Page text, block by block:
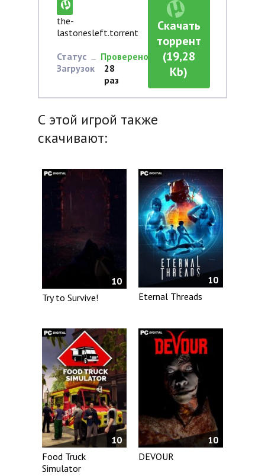
the-
lastonesleft.torrent
Статус
Проверено
Загрузок
28
раз
Скачать
торрент
(19,28
Kb)
С этой игрой также
скачивают:
10
Try to Survive!
10
Eternal Threads
10
Food Truck
Simulator
10
DEVOUR